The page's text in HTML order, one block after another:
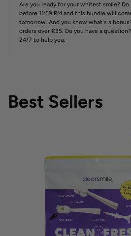
Best Sellers